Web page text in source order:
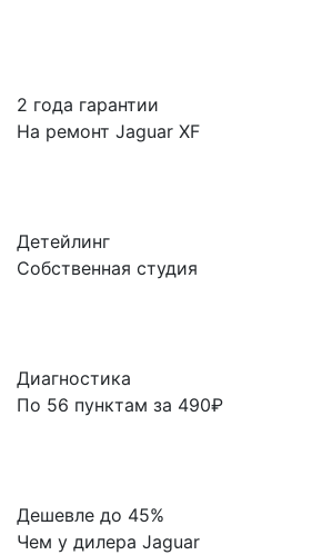
2 года гарантии
На ремонт Jaguar XF
Детейлинг
Собственная студия
Диагностика
По 56 пунктам за 490₽
Дешевле до 45%
Чем у дилера Jaguar